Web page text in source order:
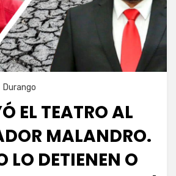
Durango
EL TEATRO AL
MALANDRO.
LO DETIENEN O